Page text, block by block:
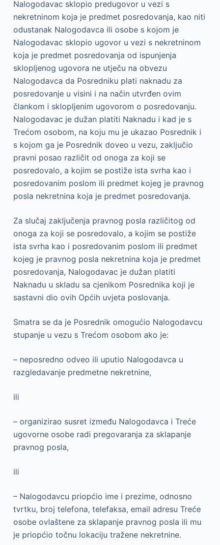
Nalogodavac sklopio predugovor u vezi s
nekretninom koja je predmet posredovanja, kao niti
odustanak Nalogodavca ili osobe s kojom je
Nalogodavac sklopio ugovor u vezi s nekretninom
koja je predmet posredovanja od ispunjenja
sklopljenog ugovora ne utječu na obvezu
Nalogodavca da Posredniku plati naknadu za
posredovanje u visini i na način utvrđen ovim
člankom i sklopljenim ugovorom o posredovanju.
Nalogodavac je dužan platiti Naknadu i kad je s
Trećom osobom, na koju mu je ukazao Posrednik i
s kojom ga je Posrednik doveo u vezu, zaključio
pravni posao različit od onoga za koji se
posredovalo, a kojim se postiže ista svrha kao i
posredovanim poslom ili predmet kojeg je pravnog
posla nekretnina koja je predmet posredovanja.
Za slučaj zaključenja pravnog posla različitog od
onoga za koji se posredovalo, a kojim se postiže
ista svrha kao i posredovanim poslom ili predmet
kojeg je pravnog posla nekretnina koja je predmet
posredovanja, Nalogodavac je dužan platiti
Naknadu u skladu sa cjenikom Posrednika koji je
sastavni dio ovih Općih uvjeta poslovanja.
Smatra se da je Posrednik omogućio Nalogodavcu
stupanje u vezu s Trećom osobom ako je:
– neposredno odveo ili uputio Nalogodavca u
razgledavanje predmetne nekretnine,
ili
– organizirao susret između Nalogodavca i Treće
ugovorne osobe radi pregovaranja za sklapanje
pravnog posla,
ili
– Nalogodavcu priopćio ime i prezime, odnosno
tvrtku, broj telefona, telefaksa, email adresu Treće
osobe ovlaštene za sklapanje pravnog posla ili mu
je priopćio točnu lokaciju tražene nekretnine.